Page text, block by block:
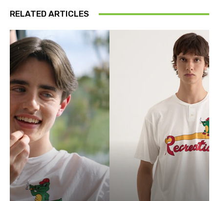
RELATED ARTICLES